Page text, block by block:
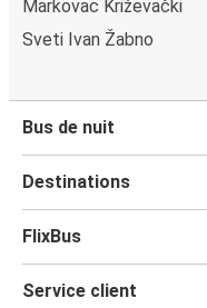
Markovac Križevački
Sveti Ivan Žabno
Bus de nuit
Destinations
FlixBus
Service client